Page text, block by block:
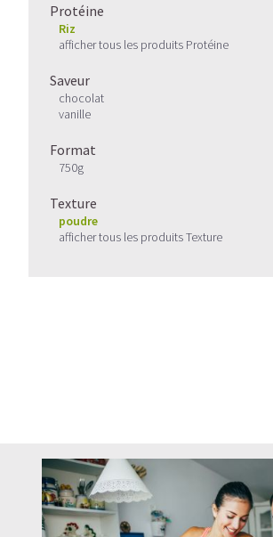
Protéine
Riz
afficher tous les produits Protéine
Saveur
chocolat
vanille
Format
750g
Texture
poudre
afficher tous les produits Texture